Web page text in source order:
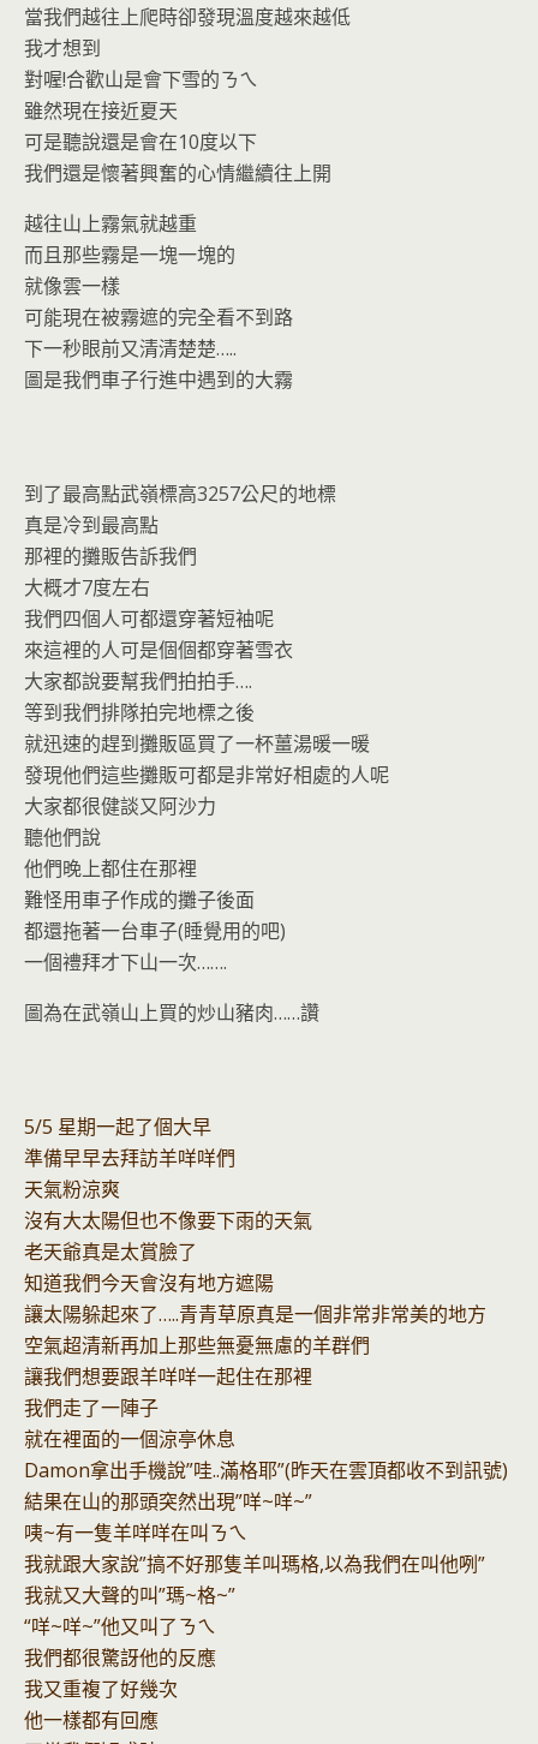
當我們越往上爬時卻發現溫度越來越低
我才想到
對喔!合歡山是會下雪的ㄋㄟ
雖然現在接近夏天
可是聽說還是會在10度以下
我們還是懷著興奮的心情繼續往上開
越往山上霧氣就越重
而且那些霧是一塊一塊的
就像雲一樣
可能現在被霧遮的完全看不到路
下一秒眼前又清清楚楚…..
圖是我們車子行進中遇到的大霧
到了最高點武嶺標高3257公尺的地標
真是冷到最高點
那裡的攤販告訴我們
大概才7度左右
我們四個人可都還穿著短袖呢
來這裡的人可是個個都穿著雪衣
大家都說要幫我們拍拍手….
等到我們排隊拍完地標之後
就迅速的趕到攤販區買了一杯薑湯暖一暖
發現他們這些攤販可都是非常好相處的人呢
大家都很健談又阿沙力
聽他們說
他們晚上都住在那裡
難怪用車子作成的攤子後面
都還拖著一台車子(睡覺用的吧)
一個禮拜才下山一次…….
圖為在武嶺山上買的炒山豬肉……讚
5/5 星期一起了個大早
準備早早去拜訪羊咩咩們
天氣粉涼爽
沒有大太陽但也不像要下雨的天氣
老天爺真是太賞臉了
知道我們今天會沒有地方遮陽
讓太陽躲起來了…..青青草原真是一個非常非常美的地方
空氣超清新再加上那些無憂無慮的羊群們
讓我們想要跟羊咩咩一起住在那裡
我們走了一陣子
就在裡面的一個涼亭休息
Damon拿出手機說”哇..滿格耶”(昨天在雲頂都收不到訊號)
結果在山的那頭突然出現”咩~咩~”
咦~有一隻羊咩咩在叫ㄋㄟ
我就跟大家說”搞不好那隻羊叫瑪格,以為我們在叫他咧”
我就又大聲的叫”瑪~格~”
“咩~咩~”他又叫了ㄋㄟ
我們都很驚訝他的反應
我又重複了好幾次
他一樣都有回應